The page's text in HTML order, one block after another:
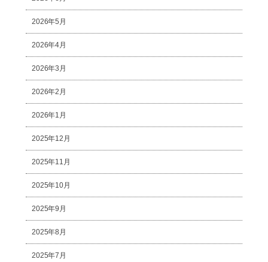
2026年5月
2026年4月
2026年3月
2026年2月
2026年1月
2025年12月
2025年11月
2025年10月
2025年9月
2025年8月
2025年7月